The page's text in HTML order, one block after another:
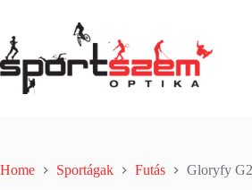
Home Sportágak Futás Gloryfy